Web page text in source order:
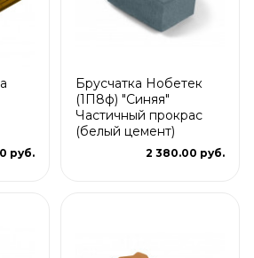
руб.
Брусчатка Нобетек
(1П8ф) "Синяя"
Частичный прокрас
(белый цемент)
2 380.00 руб.